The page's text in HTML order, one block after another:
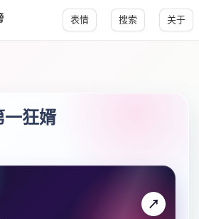
表情 搜索 关于
一狂婿
↗